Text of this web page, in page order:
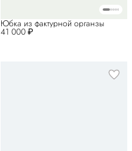
41 000 ₽
Юбка из фактурной органзы